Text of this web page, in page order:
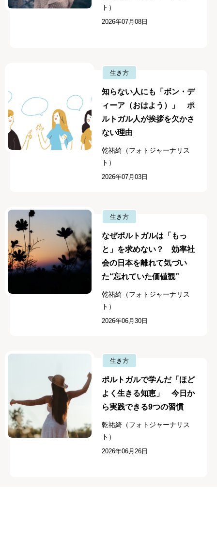
ト）
2026年07月08日
生き方
知らない人にも「ボン・デ
ィーア（おはよう）」 ポ
ルトガル人が挨拶を欠かさ
ない理由
乾祐綺（フォトジャーナリス
ト）
2026年07月03日
生き方
なぜポルトガルは「もっ
と」を求めない？ 効率社
会の日本を離れて気づい
た“忘れていた価値観”
乾祐綺（フォトジャーナリス
ト）
2026年06月30日
生き方
ポルトガルで学んだ「ほど
よく生きる知恵」 今日か
ら実践できる9つの習慣
乾祐綺（フォトジャーナリス
ト）
2026年06月26日